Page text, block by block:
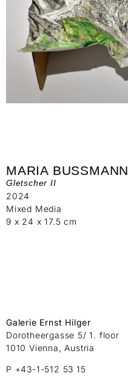
MARIA BUSSMANN
Gletscher II
2024
Mixed Media
9 x 24 x 17.5 cm
Galerie Ernst Hilger
Dorotheergasse 5/ 1. floor
1010 Vienna, Austria
P +43-1-512 53 15